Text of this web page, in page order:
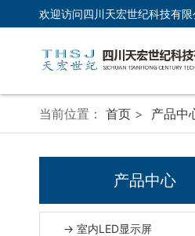
欢迎访问四川天宏世纪科技有
当前位置： 首页 > 产品中
产品中心
→ 室内LED显示屏